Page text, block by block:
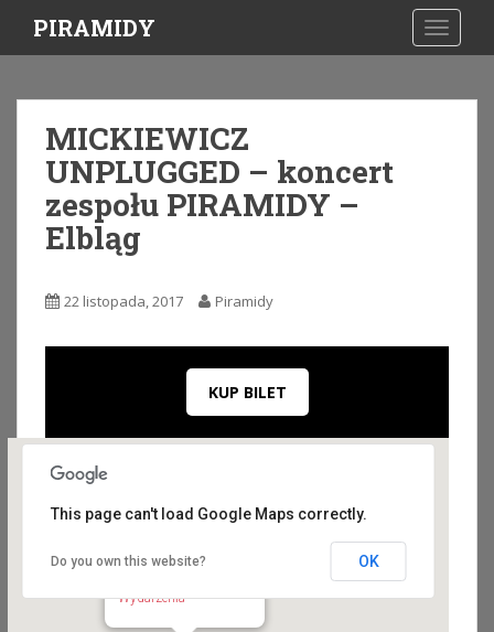
i
PIRAMIDY
MICKIEWICZ
UNPLUGGED – koncert
zespołu PIRAMIDY –
Elbląg
22 listopada, 2017 Piramidy
KUP BILET
Biblioteka Elbląska
Wydarzenia
This page can't load Google Maps correctly.
Do you own this website? OK